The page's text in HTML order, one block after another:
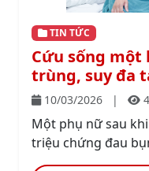
TIN TỨC
Cứu sống một
trùng, suy đa
10/03/2026 |
Một phụ nữ sau
triệu chứng đau